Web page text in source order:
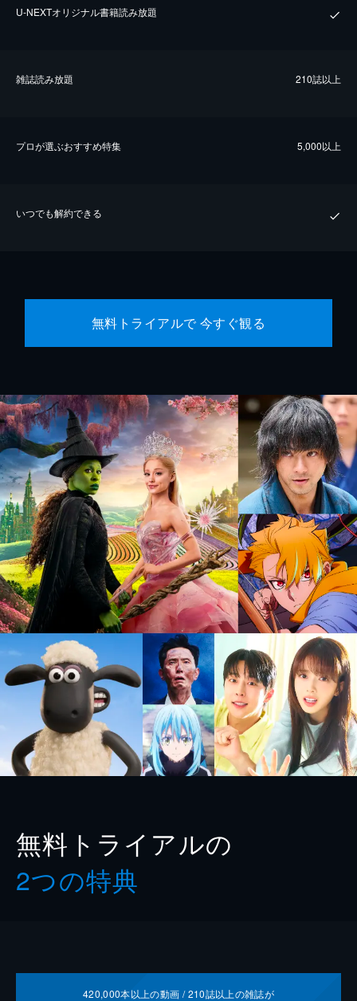
U-NEXTオリジナル書籍読み放題
雑誌読み放題 210誌以上
プロが選ぶおすすめ特集 5,000以上
いつでも解約できる
無料トライアルで 今すぐ観る
無料トライアルの
2つの特典
420,000本以上の動画 /210誌以上の雑誌が